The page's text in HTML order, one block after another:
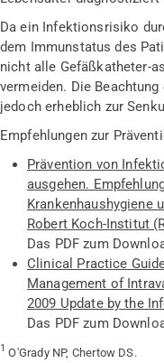
Da ein Infektionsrisiko
dem Immunstatus des
nicht alle Gefäßkatheter-
vermeiden. Die
jedoch erheblich zur
Empfehlungen zur
Prävention von
ausgehen.
Krankenhaushygiene
Robert Koch-Institut
Das PDF zum
Clinical Practice
Management of
2009 Update by the
Das PDF zum
1 O'Grady NP, Chertow DS.